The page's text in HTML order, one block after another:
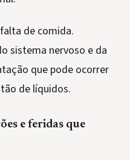
de comida.
sistema nervoso e da
que pode ocorrer
de líquidos.
e feridas que